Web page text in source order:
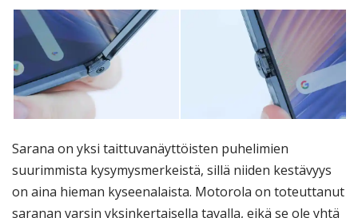
Sarana on yksi taittuvanäyttöisten puhelimien
suurimmista kysymysmerkeistä, sillä niiden kestävyys
on aina hieman kyseenalaista. Motorola on toteuttanut
saranan varsin yksinkertaisella tavalla, eikä se ole yhtä